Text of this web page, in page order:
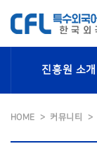
진흥원 소개
HOME 커뮤니티